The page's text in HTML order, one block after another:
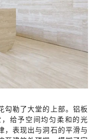
勾勒了大堂的上部。铝板
给予空间均匀柔和的光
，表现出与洞石的平滑与